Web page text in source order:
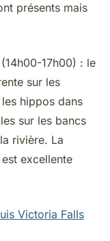
présents mais
(14h00-17h00) : le
sur les
hippos dans
sur les bancs
rivière. La
excellente
Victoria Falls